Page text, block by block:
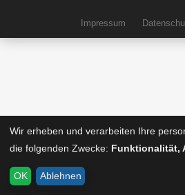
Impressum
Wir erheben und verarbeiten Ihre
die folgenden Zwecke: Funktionalität,
OK Ablehnen